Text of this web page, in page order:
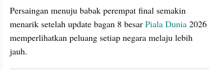
Persaingan menuju babak perempat final semakin
menarik setelah update bagan 8 besar Piala Dunia 2026
memperlihatkan peluang setiap negara melaju lebih
jauh.